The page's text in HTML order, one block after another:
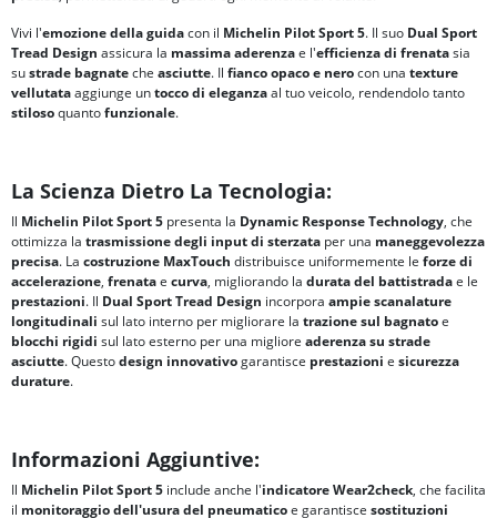
Vivi l'emozione della guidacon il Michelin Pilot Sport 5. Il suo Dual Sport
Tread Design assicura la massima aderenzae l'efficienza di frenatasia
sustrade bagnateche asciutte. Il fianco opaco e nerocon una texture
vellutataaggiunge untocco di eleganzaal tuo veicolo, rendendolo tanto
stilosoquantofunzionale.
La Scienza Dietro La Tecnologia:
Il Michelin Pilot Sport 5 presenta la Dynamic Response Technology, che
ottimizza la trasmissione degli input di sterzata per una maneggevolezza
precisa. La costruzione MaxTouch distribuisce uniformemente le forze di
accelerazione, frenatae curva, migliorando la durata del battistradae le
prestazioni. Il Dual Sport Tread Design incorpora ampie scanalature
longitudinali sul lato interno per migliorare la trazione sul bagnatoe
blocchi rigidi sul lato esterno per una migliore aderenza su strade
asciutte. Questodesign innovativogarantisce prestazioni e sicurezza
durature.
Informazioni Aggiuntive:
Il Michelin Pilot Sport 5 include anche l'indicatore Wear2check, che facilita
il monitoraggio dell'usura del pneumaticoe garantisce sostituzioni